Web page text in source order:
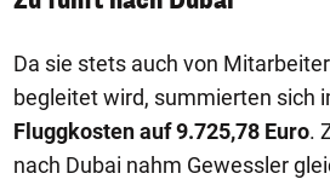
Da sie stets auch von
begleitet wird, summierten sich
Fluggkosten auf 9.725,78 Euro.
nach Dubai nahm Gewessler